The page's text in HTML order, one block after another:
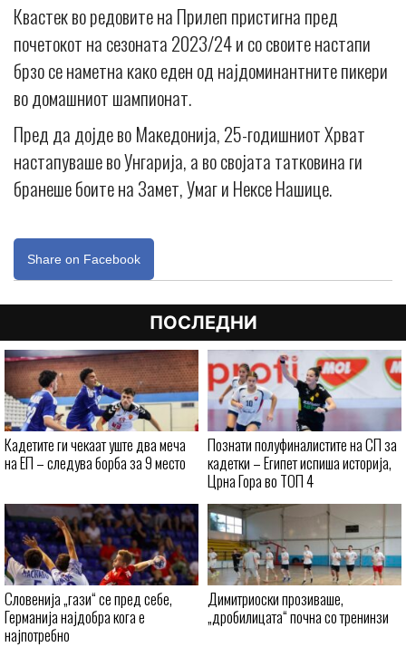
Квастек во редовите на Прилеп пристигна пред
почетокот на сезоната 2023/24 и со своите настапи
брзо се наметна како еден од најдоминантните пикери
во домашниот шампионат.
Пред да дојде во Македонија, 25-годишниот Хрват
настапуваше во Унгарија, а во својата татковина ги
бранеше боите на Замет, Умаг и Нексе Нашице.
Share on Facebook
ПОСЛЕДНИ
Кадетите ги чекаат уште два меча
на ЕП – следува борба за 9 место
Познати полуфиналистите на СП за
кадетки – Египет испиша историја,
Црна Гора во ТОП 4
Словенија „гази“ се пред себе,
Германија најдобра кога е
најпотребно
Димитриоски прозиваше,
„дробилицата“ почна со тренинзи